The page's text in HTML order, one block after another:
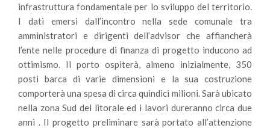
infrastruttura fondamentale per lo sviluppo del territorio.
I dati emersi dall’incontro nella sede comunale tra
amministratori e dirigenti dell’advisor che affiancherà
l’ente nelle procedure di finanza di progetto inducono ad
ottimismo. Il porto ospiterà, almeno inizialmente, 350
posti barca di varie dimensioni e la sua costruzione
comporterà una spesa di circa quindici milioni. Sarà ubicato
nella zona Sud del litorale ed i lavori dureranno circa due
anni . Il progetto preliminare sarà portato all’attenzione